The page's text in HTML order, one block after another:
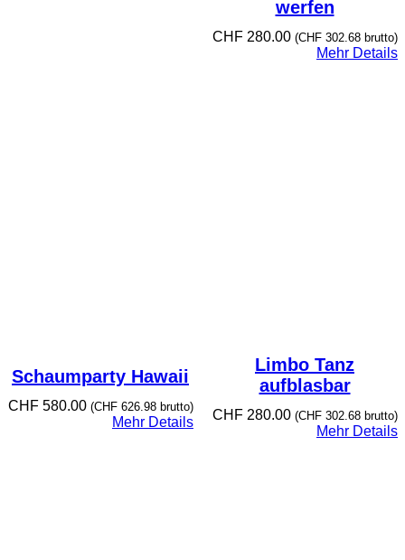
werfen
CHF280.00 (CHF302.68brutto)
Mehr Details
Schaumparty Hawaii
CHF580.00 (CHF626.98brutto)
Mehr Details
Limbo Tanz
aufblasbar
CHF280.00 (CHF302.68brutto)
Mehr Details